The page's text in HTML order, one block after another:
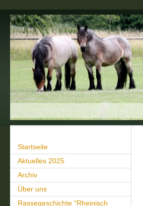
Startseite
Aktuelles 2025
Archiv
Über uns
Rassegeschichte "Rheinisch